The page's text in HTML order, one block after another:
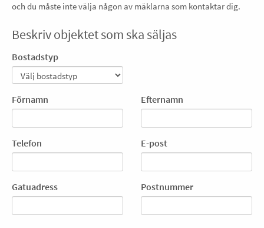
och du måste inte välja någon av mäklarna som kontaktar dig.
Beskriv objektet som ska säljas
Bostadstyp
Förnamn Efternamn
Telefon E-post
Gatuadress Postnummer